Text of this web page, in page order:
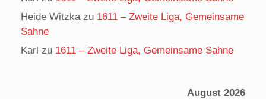
Heide Witzkazu 1611 – Zweite Liga, Gemeinsame
Sahne
Karl zu 1611 – Zweite Liga, Gemeinsame Sahne
August 2026